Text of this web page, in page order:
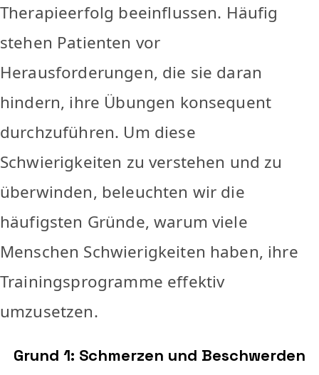
Therapieerfolg beeinflussen. Häufig
stehen Patienten vor
Herausforderungen, die sie daran
hindern, ihre Übungen konsequent
durchzuführen. Um diese
Schwierigkeiten zu verstehen und zu
überwinden, beleuchten wir die
häufigsten Gründe, warum viele
Menschen Schwierigkeiten haben, ihre
Trainingsprogramme effektiv
umzusetzen.
Grund 1: Schmerzen und Beschwerden